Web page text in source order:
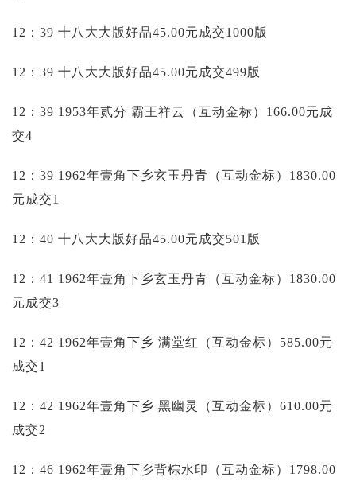
12：39 十八大大版好品45.00元成交1000版
12：39 十八大大版好品45.00元成交499版
12：39 1953年贰分 霸王祥云（互动金标）166.00元成
交4
12：39 1962年壹角下乡玄玉丹青（互动金标）1830.00
元成交1
12：40 十八大大版好品45.00元成交501版
12：41 1962年壹角下乡玄玉丹青（互动金标）1830.00
元成交3
12：42 1962年壹角下乡 满堂红（互动金标）585.00元
成交1
12：42 1962年壹角下乡 黑幽灵（互动金标）610.00元
成交2
12：46 1962年壹角下乡背棕水印（互动金标）1798.00